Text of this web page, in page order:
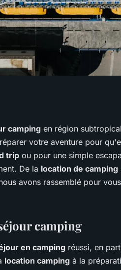
camping en région
votre aventure pour
trip ou pour une simple
De la location de camping
avons rassemblé pour
camping
en camping réussi, en
location camping à la